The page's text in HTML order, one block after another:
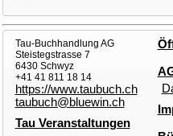
Tau-Buchhandlung AG
Steistegstrasse 7
6430 Schwyz
+41 41 811 18 14
https://www.taubuch.ch
taubuch@bluewin.ch
Tau Veranstaltungen